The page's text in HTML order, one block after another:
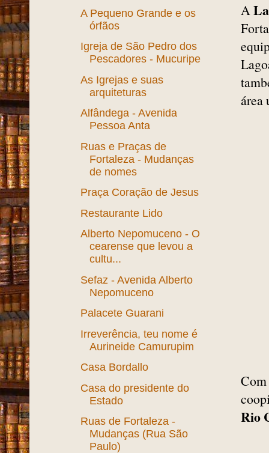
A
área
Com
Rio
A Pequeno Grande e os
órfãos
Igreja de São Pedro dos
Pescadores - Mucuripe
As Igrejas e suas
arquiteturas
Alfândega - Avenida
Pessoa Anta
Ruas e Praças de
Fortaleza - Mudanças
de nomes
Praça Coração de Jesus
Restaurante Lido
Alberto Nepomuceno - O
cearense que levou a
cultu...
Sefaz - Avenida Alberto
Nepomuceno
Palacete Guarani
Irreverência, teu nome é
Aurineide Camurupim
Casa Bordallo
Casa do presidente do
Estado
Ruas de Fortaleza -
Mudanças (Rua São
Paulo)